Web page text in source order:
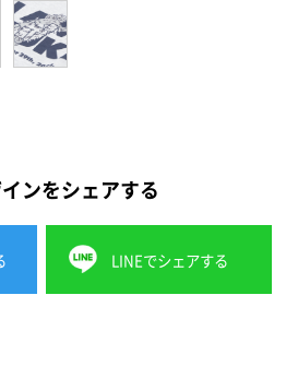
ンをシェアする
LINEでシェアする